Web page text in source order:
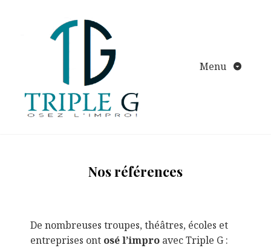
Menu
Nos références
De nombreuses troupes, théâtres, écoles et
entreprises ont osé l’impro avec Triple G :